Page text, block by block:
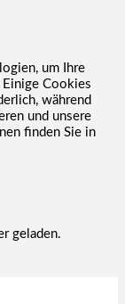
um Ihre
Einige Cookies
während
und unsere
finden Sie in
geladen.